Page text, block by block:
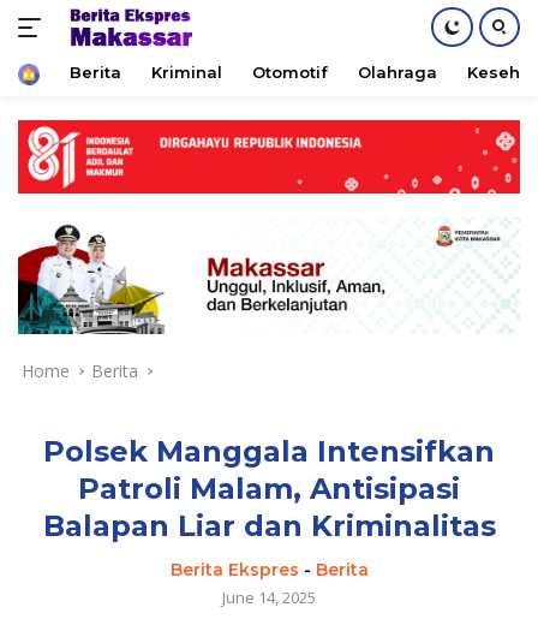
content
HomeBerita Kriminal Otomotif Olahraga
Home Berita
Polsek Manggala Intensifkan
Patroli Malam, Antisipasi
Balapan Liar dan Kriminalitas
Berita Ekspres - Berita
June 14, 2025